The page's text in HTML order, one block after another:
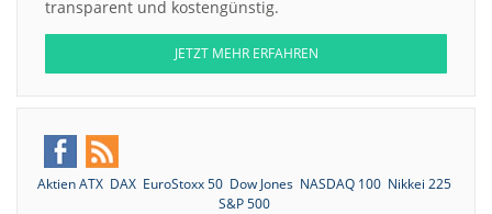
transparent und kostengünstig.
JETZT MEHR ERFAHREN
Aktien ATX DAX EuroStoxx 50 Dow Jones NASDAQ 100 Nikkei 225
S&P 500